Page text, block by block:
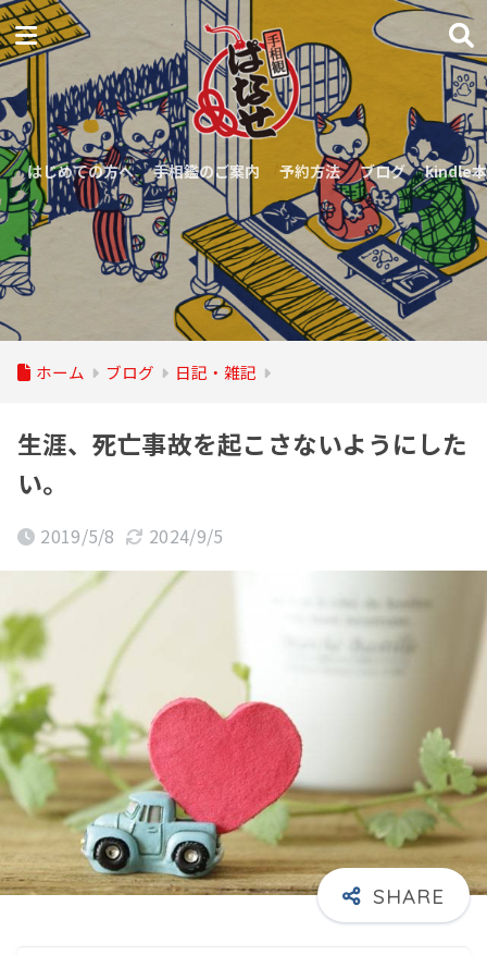
はじめての方へ 手相鑑のご案内 予約方法 ブログ kindle本
ホーム ブログ 日記・雑記
生涯、死亡事故を起こさないようにした
い。
2019/5/8 2024/9/5